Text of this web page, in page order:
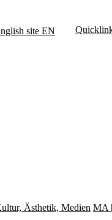
site EN
Ästhetik, Medien MA